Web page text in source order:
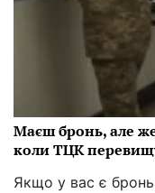
Маєш бронь, але
коли ТЦК
Якщо у вас є